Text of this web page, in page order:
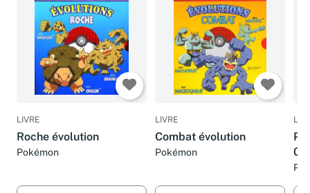
LIVRE
Roche évolution
Pokémon
LIVRE
Combat évolution
Pokémon
05